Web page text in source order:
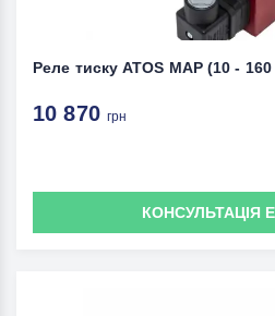
Реле тиску ATOS MAP (10 -
10 870грн
КОНСУЛЬТАЦІЯ